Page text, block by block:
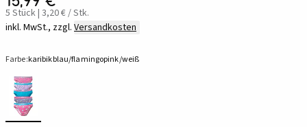
5 Stück | 3,20 € / Stk.
inkl. MwSt., zzgl. Versandkosten
Farbe:karibikblau/flamingopink/weiß